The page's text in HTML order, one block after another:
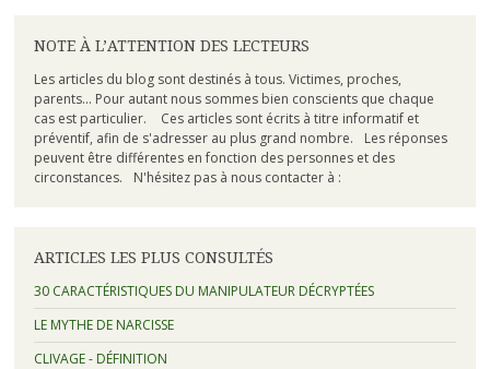
NOTE À L’ATTENTION DES LECTEURS
Les articles du blog sont destinés à tous. Victimes, proches,
parents... Pour autant nous sommes bien conscients que chaque
cas est particulier. Ces articles sont écrits à titre informatif et
préventif, afin de s'adresser au plus grand nombre. Les réponses
peuvent être différentes en fonction des personnes et des
circonstances. N'hésitez pas à nous contacter à :
ARTICLES LES PLUS CONSULTÉS
30 CARACTÉRISTIQUES DU MANIPULATEUR DÉCRYPTÉES
LE MYTHE DE NARCISSE
CLIVAGE - DÉFINITION